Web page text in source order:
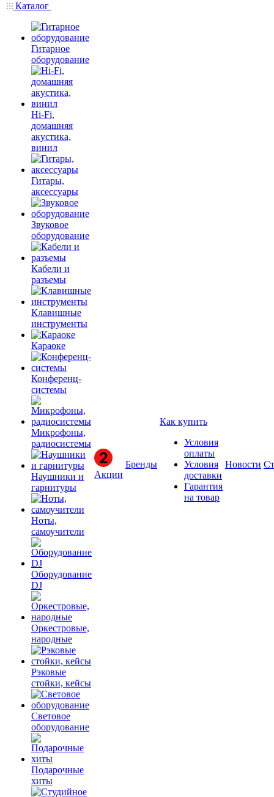
Каталог
Гитарное
оборудование
Hi-Fi,
домашняя
акустика,
винил
Гитары,
аксессуары
Звуковое
оборудование
Кабели и
разъемы
Клавишные
инструменты
Караоке
Конференц-
системы
Микрофоны,
радиосистемы
Наушники и
гарнитуры
Ноты,
самоучители
Оборудование
DJ
Оркестровые,
народные
Рэковые
стойки, кейсы
Световое
оборудование
Подарочные
хиты
Акции
Бренды
Как купить
Условия
оплаты
Условия
доставки
Гарантия
на товар
Новости